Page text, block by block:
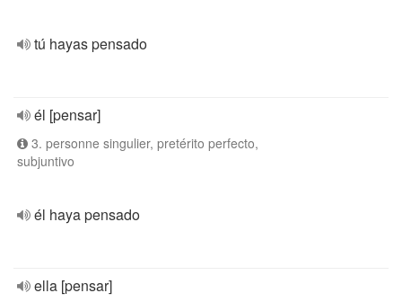
tú hayas pensado
él [pensar]
3. personne singulier, pretérito perfecto,
subjuntivo
él haya pensado
ella [pensar]